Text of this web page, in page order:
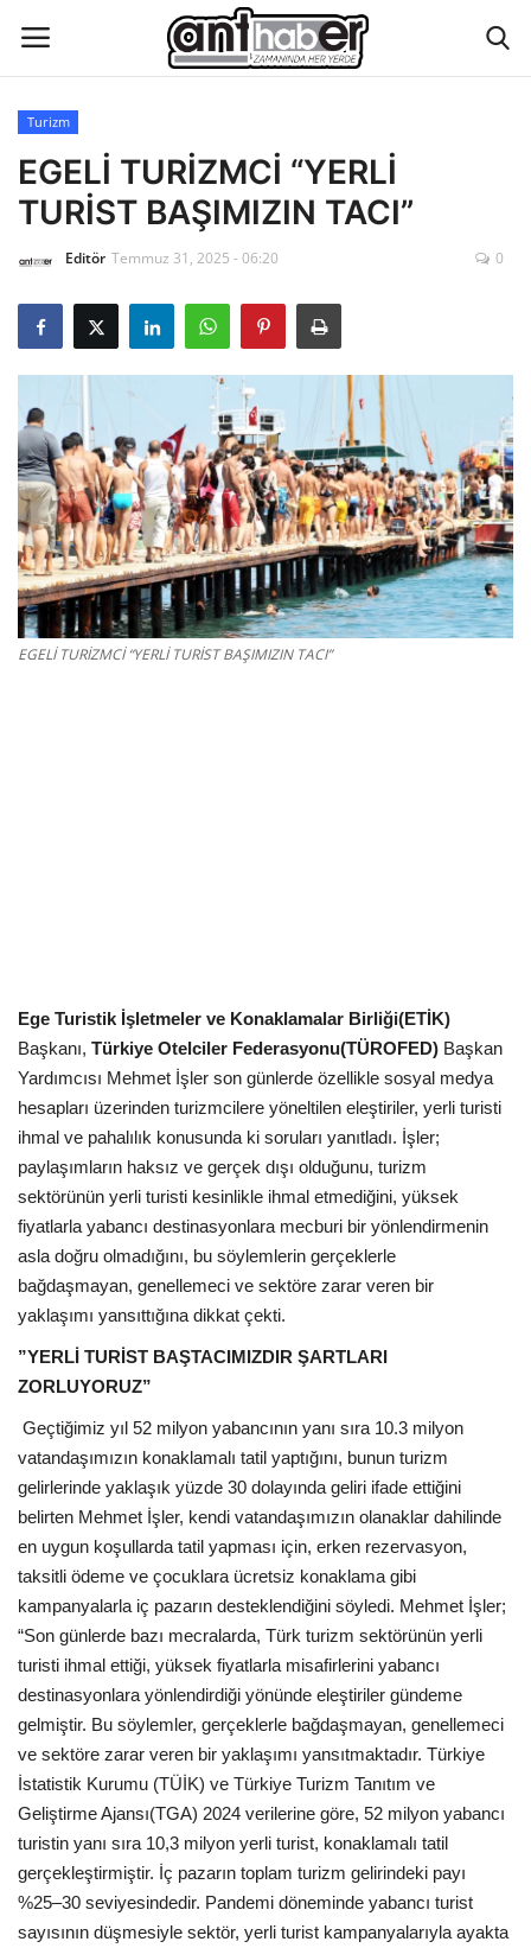
Künye
Eğitim
Hakkımızda
İletişim
Asayiş
Çevre
Gizlilik Politikası
Reklam ve İşbirliği
Spor
Kültür Sanat Tarih
Sağlık
Ekonomi
Gündem
Dünya
Turizm
EGELİ TURİZMCİ “YERLİ
TURİST BAŞIMIZIN TACI”
Editör Temmuz 31, 2025 - 06:20 0
EGELİ TURİZMCİ “YERLİ TURİST BAŞIMIZIN TACI”
Ege Turistik İşletmeler ve Konaklamalar Birliği(ETİK)
Başkanı, Türkiye Otelciler Federasyonu(TÜROFED) Başkan
Yardımcısı Mehmet İşler son günlerde özellikle sosyal medya
hesapları üzerinden turizmcilere yöneltilen eleştiriler, yerli turisti
ihmal ve pahalılık konusunda ki soruları yanıtladı. İşler;
paylaşımların haksız ve gerçek dışı olduğunu, turizm
sektörünün yerli turisti kesinlikle ihmal etmediğini, yüksek
fiyatlarla yabancı destinasyonlara mecburi bir yönlendirmenin
asla doğru olmadığını, bu söylemlerin gerçeklerle
bağdaşmayan, genellemeci ve sektöre zarar veren bir
yaklaşımı yansıttığına dikkat çekti.
”YERLİ TURİST BAŞTACIMIZDIR ŞARTLARI
ZORLUYORUZ”
Geçtiğimiz yıl 52 milyon yabancının yanı sıra 10.3 milyon
vatandaşımızın konaklamalı tatil yaptığını, bunun turizm
gelirlerinde yaklaşık yüzde 30 dolayında geliri ifade ettiğini
belirten Mehmet İşler, kendi vatandaşımızın olanaklar dahilinde
en uygun koşullarda tatil yapması için, erken rezervasyon,
taksitli ödeme ve çocuklara ücretsiz konaklama gibi
kampanyalarla iç pazarın desteklendiğini söyledi. Mehmet İşler;
“Son günlerde bazı mecralarda, Türk turizm sektörünün yerli
turisti ihmal ettiği, yüksek fiyatlarla misafirlerini yabancı
destinasyonlara yönlendirdiği yönünde eleştiriler gündeme
gelmiştir. Bu söylemler, gerçeklerle bağdaşmayan, genellemeci
ve sektöre zarar veren bir yaklaşımı yansıtmaktadır. Türkiye
İstatistik Kurumu (TÜİK) ve Türkiye Turizm Tanıtım ve
Geliştirme Ajansı(TGA) 2024 verilerine göre, 52 milyon yabancı
turistin yanı sıra 10,3 milyon yerli turist, konaklamalı tatil
gerçekleştirmiştir. İç pazarın toplam turizm gelirindeki payı
%25–30 seviyesindedir. Pandemi döneminde yabancı turist
sayısının düşmesiyle sektör, yerli turist kampanyalarıyla ayakta